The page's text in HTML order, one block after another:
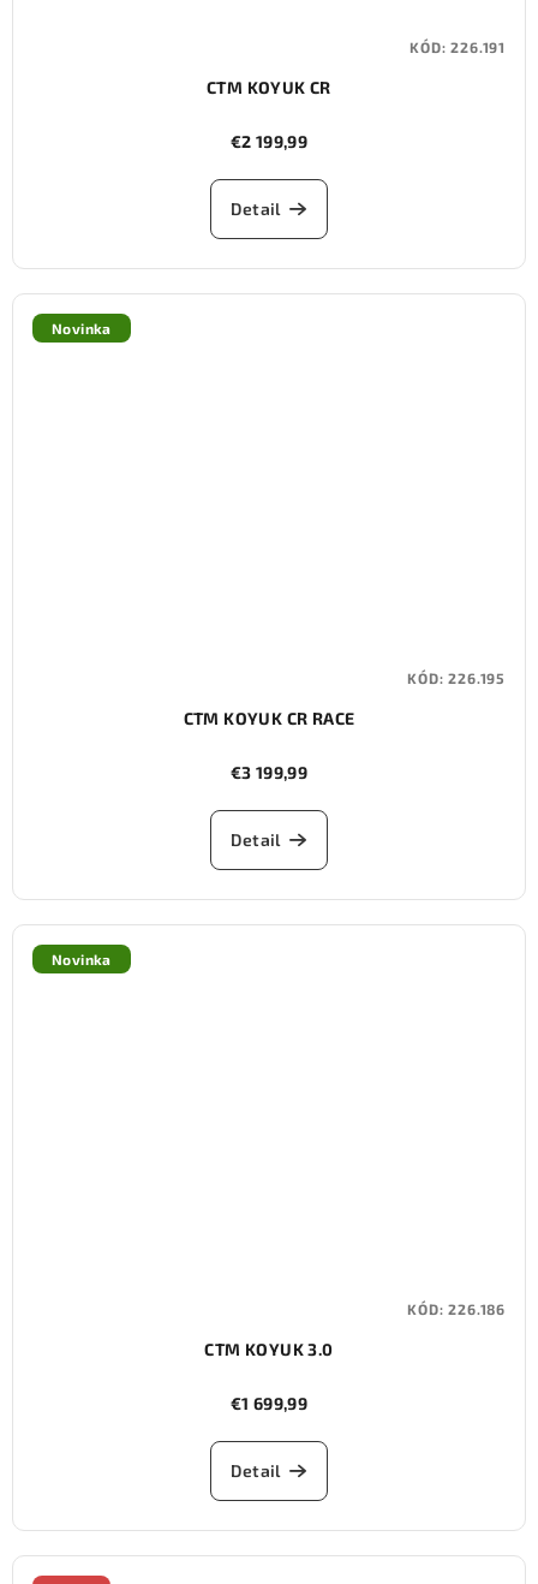
CTM KOYUK CR
€2 199,99
Detail
KÓD:226.191
Novinka
CTM KOYUK CR RACE
€3 199,99
Detail
KÓD:226.195
Novinka
CTM KOYUK 3.0
€1 699,99
Detail
KÓD:226.186